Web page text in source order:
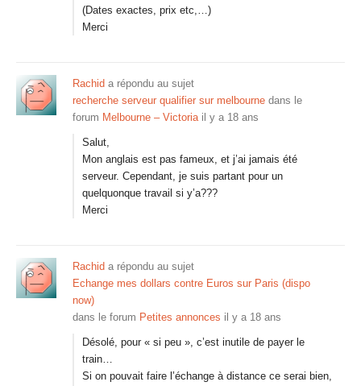
(Dates exactes, prix etc,…)
Merci
Rachid a répondu au sujet
recherche serveur qualifier sur melbourne dans le
forum Melbourne – Victoria il y a 18 ans
Salut,
Mon anglais est pas fameux, et j’ai jamais été
serveur. Cependant, je suis partant pour un
quelquonque travail si y’a???
Merci
Rachid a répondu au sujet
Echange mes dollars contre Euros sur Paris (dispo
now)
dans le forum Petites annonces il y a 18 ans
Désolé, pour « si peu », c’est inutile de payer le
train…
Si on pouvait faire l’échange à distance ce serai bien,